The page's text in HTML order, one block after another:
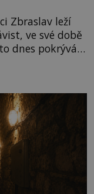
Zbraslav leží
ve své době
dnes pokrývá
hradišti jsou
tu po Keltech